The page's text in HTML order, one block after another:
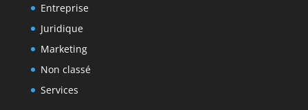
Entreprise
Juridique
Marketing
Non classé
Services